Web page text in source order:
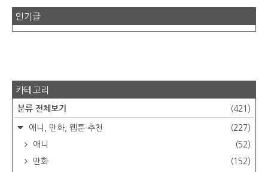
인기글
카테고리
분류 전체보기 (421)
애니, 만화, 웹툰 추천
(227)
애니
(52)
만화
(152)